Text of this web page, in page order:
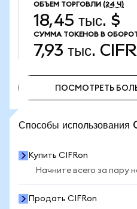
ОБЪЕМ ТОРГОВЛИ (24 Ч)
18,45 тыс. $
СУММА ТОКЕНОВ В
7,93 тыс.
ПОСМОТРЕТЬ
Способы
Купить CIFRon
Начните всего за пару
Продать CIFRon